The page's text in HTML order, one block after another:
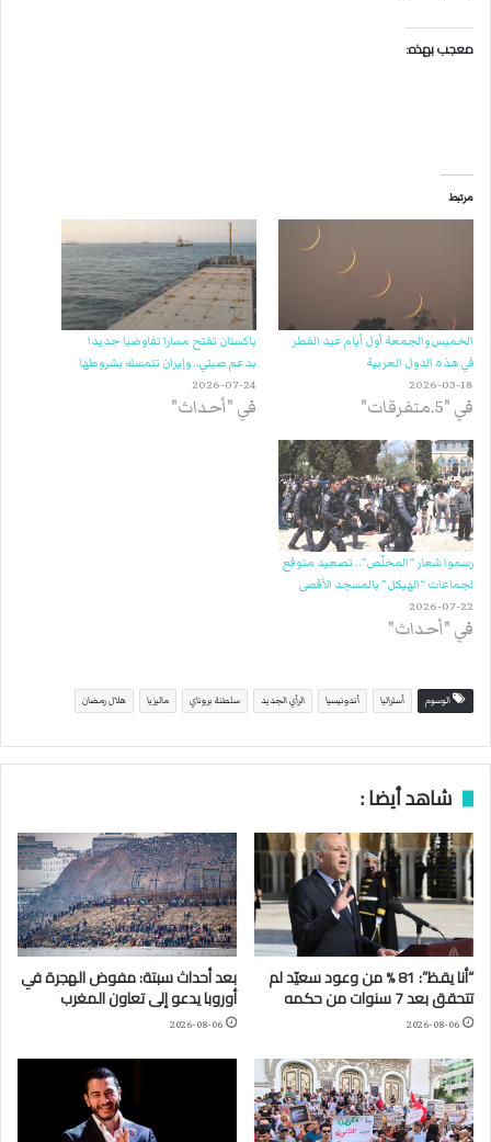
معجب بهذه:
مرتبط
الخميس والجمعة أول أيام عيد الفطر
في هذه الدول العربية
2026-03-18
في "5.متفرقات"
باكستان تفتح مسارا تفاوضيا جديدا
بدعم صيني.. وإيران تتمسك بشروطها
2026-07-24
في "أحداث"
رسموا شعار “المخلّص”.. تصعيد متوقع
لجماعات “الهيكل” بالمسجد الأقصى
2026-07-22
في "أحداث"
الوسوم أستراليا أندونيسيا الرأي الجديد سلطنة بروناي ماليزيا هلال رمضان
شاهد أيضا :
“أنا يقظ”: 81 % من وعود سعيّد لم
تتحقق بعد 7 سنوات من حكمه
2026-08-06
بعد أحداث سبتة: مفوض الهجرة في
أوروبا يدعو إلى تعاون المغرب
2026-08-06